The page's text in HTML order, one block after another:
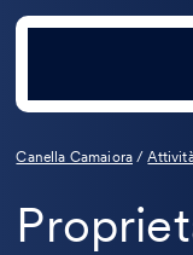
Canella Camaiora /